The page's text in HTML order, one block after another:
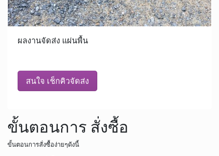
ผลงานจัดส่ง แผ่นพื้น
สนใจ เช็กคิวจัดส่ง
ขั้นตอนการ สั่งซื้อ
ขั้นตอนการสั่งซื้อง่ายๆดังนี้